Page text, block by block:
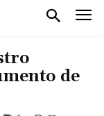
de